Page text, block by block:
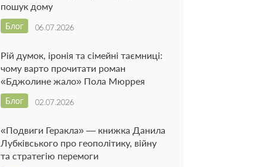
пошук дому
06.07.2026
Блог
Рій думок, іронія та сімейні таємниці:
чому варто прочитати роман
«Бджолине жало» Пола Мюррея
02.07.2026
Блог
«Подвиги Геракла» — книжка Данила
Лубківського про геополітику, війну
та стратегію перемоги